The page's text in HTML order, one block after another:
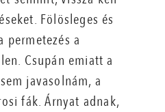
Fölösleges és
permetezés a
Csupán emiatt a
javasolnám, a
fák. Árnyat adnak,